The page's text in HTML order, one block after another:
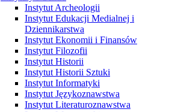
Instytut Archeologii
Instytut Edukacji Medialnej i
Dziennikarstwa
Instytut Ekonomii i Finansów
Instytut Filozofii
Instytut Historii
Instytut Historii Sztuki
Instytut Informatyki
Instytut Językoznawstwa
Instytut Literaturoznawstwa